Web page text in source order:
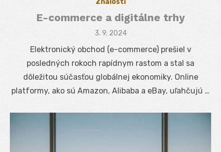
Znalosti
E-commerce a digitálne trhy
Posted
3. 9. 2024
Elektronický obchod (e-commerce) prešiel v
posledných rokoch rapídnym rastom a stal sa
dôležitou súčasťou globálnej ekonomiky. Online
platformy, ako sú Amazon, Alibaba a eBay, uľahčujú …